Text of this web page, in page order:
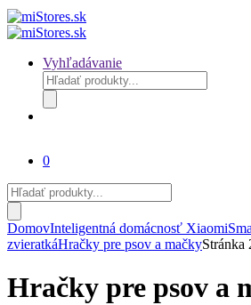
Vyhľadávanie
Products
search
0
Products
search
DomovInteligentná domácnosť Xiaomi
zvieratkáHračky pre psov a mačkyStránka
Hračky pre psov a